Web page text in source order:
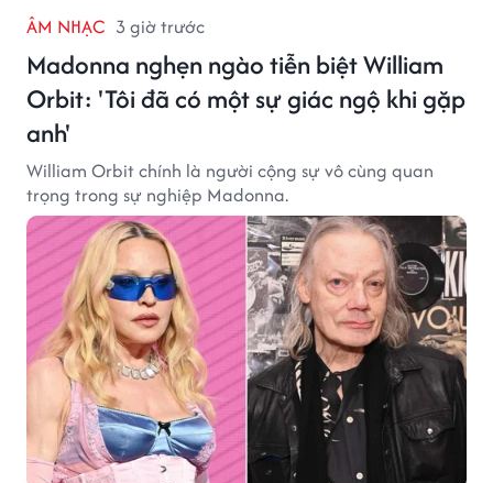
ÂM NHẠC 3 giờ trước
Madonna nghẹn ngào tiễn biệt William
Orbit: 'Tôi đã có một sự giác ngộ khi gặp
anh'
William Orbit chính là người cộng sự vô cùng quan
trọng trong sự nghiệp Madonna.